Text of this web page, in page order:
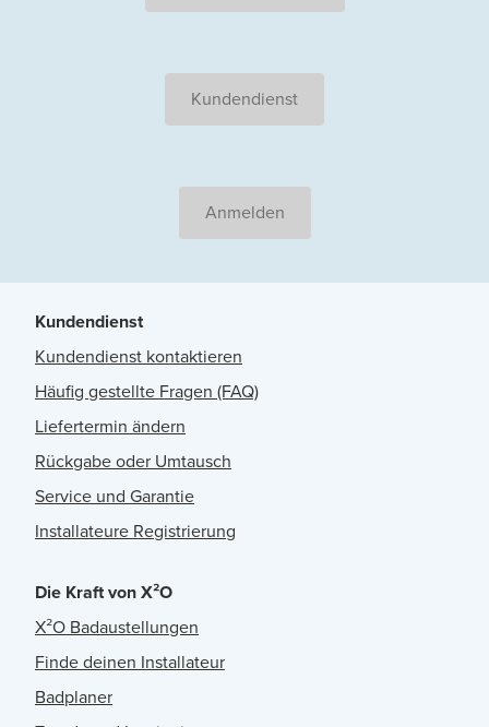
Kundendienst
Anmelden
Kundendienst
Kundendienst kontaktieren
Häufig gestellte Fragen (FAQ)
Liefertermin ändern
Rückgabe oder Umtausch
Service und Garantie
Installateure Registrierung
Die Kraft von X²O
X²O Badaustellungen
Finde deinen Installateur
Badplaner